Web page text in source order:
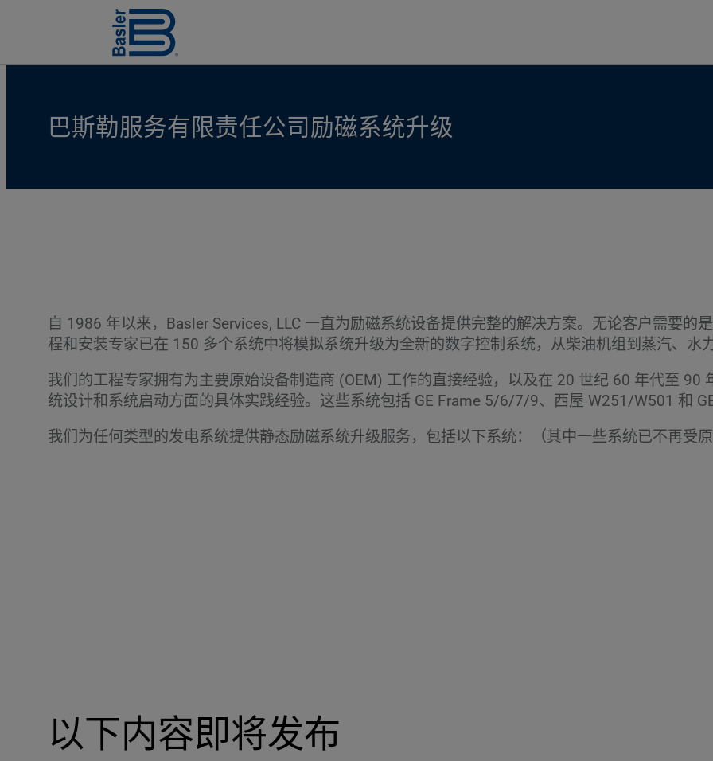
巴斯勒服务有限责任公司励磁系统升级
自 1986 年以来，Basler Services, LLC 一直为励磁系统设备提供完整的解决方案。无论客户需要的
程和安装专家已在 150 多个系统中将模拟系统升级为全新的数字控制系统，从柴油机组到蒸汽、水
我们的工程专家拥有为主要原始设备制造商 (OEM) 工作的直接经验，以及在 20 世纪 60 年代至 90
统设计和系统启动方面的具体实践经验。这些系统包括 GE Frame 5/6/7/9、西屋 W251/W501 和
我们为任何类型的发电系统提供静态励磁系统升级服务，包括以下系统：（其中一些系统已不再受原
以下内容即将发布